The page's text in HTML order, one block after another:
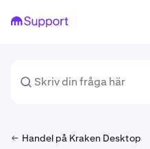
Handel på Kraken Desktop